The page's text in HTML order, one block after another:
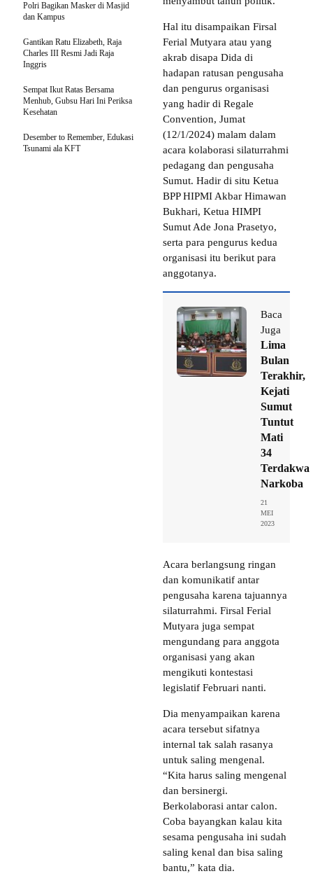
Hal itu disampaikan Firsal
Ferial Mutyara atau yang
akrab disapa Dida di
hadapan ratusan pengusaha
dan pengurus organisasi
yang hadir di Regale
Convention, Jumat
(12/1/2024) malam dalam
acara kolaborasi silaturrahmi
pedagang dan pengusaha
Sumut. Hadir di situ Ketua
BPP HIPMI Akbar Himawan
Bukhari, Ketua HIMPI
Sumut Ade Jona Prasetyo,
serta para pengurus kedua
organisasi itu berikut para
anggotanya.
Baca
Juga
Lima
Bulan
Terakhir,
Kejati
Sumut
Tuntut
Mati
34
Terdakwa
Narkoba
21
MEI
2023
Acara berlangsung ringan
dan komunikatif antar
pengusaha karena tajuannya
silaturrahmi. Firsal Ferial
Mutyara juga sempat
mengundang para anggota
organisasi yang akan
mengikuti kontestasi
legislatif Februari nanti.
Dia menyampaikan karena
acara tersebut sifatnya
internal tak salah rasanya
untuk saling mengenal.
“Kita harus saling mengenal
dan bersinergi.
Berkolaborasi antar calon.
Coba bayangkan kalau kita
sesama pengusaha ini sudah
saling kenal dan bisa saling
bantu,” kata dia.
Polri Bagikan Masker di Masjid
dan Kampus
Gantikan Ratu Elizabeth, Raja
Charles III Resmi Jadi Raja
Inggris
Sempat Ikut Ratas Bersama
Menhub, Gubsu Hari Ini Periksa
Kesehatan
Desember to Remember, Edukasi
Tsunami ala KFT